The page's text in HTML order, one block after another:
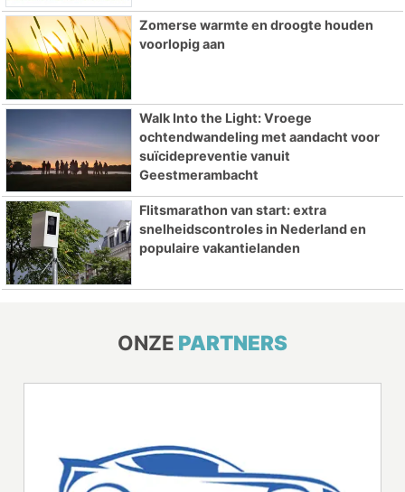
Zomerse warmte en droogte houden
voorlopig aan
Walk Into the Light: Vroege
ochtendwandeling met aandacht voor
suïcidepreventie vanuit
Geestmerambacht
Flitsmarathon van start: extra
snelheidscontroles in Nederland en
populaire vakantielanden
ONZE PARTNERS